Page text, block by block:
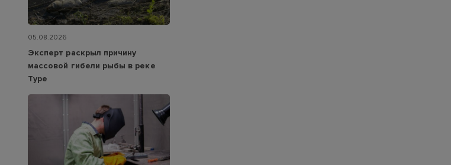
05.08.2026
Эксперт раскрыл причину
массовой гибели рыбы в реке
Туре